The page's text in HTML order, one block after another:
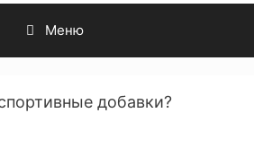
Меню